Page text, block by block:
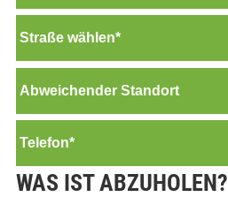
WAS IST ABZUHOLEN?